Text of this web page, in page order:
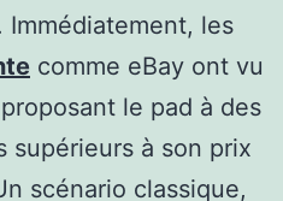
Immédiatement, les
comme eBay ont vu
le pad à des
supérieurs à son prix
scénario classique,